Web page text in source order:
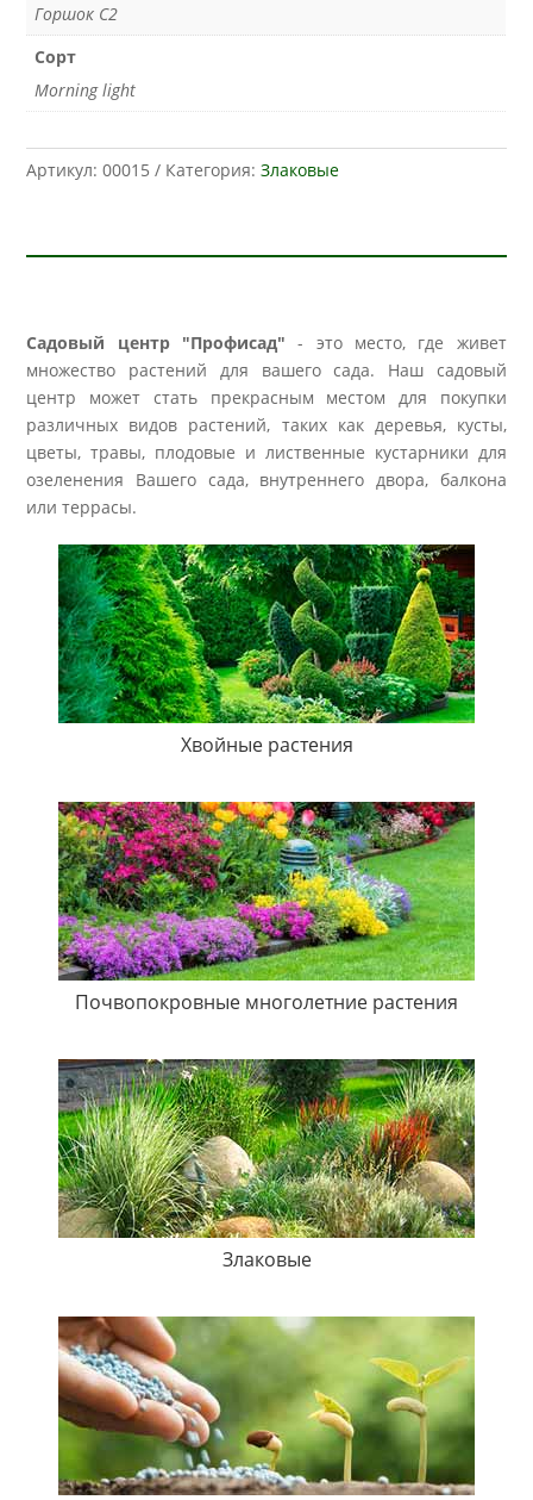
Горшок С2
Сорт
Morning light
Артикул: 00015 Категория: Злаковые
Садовый центр "Профисад" - это место, где живет
множество растений для вашего сада. Наш садовый
центр может стать прекрасным местом для покупки
различных видов растений, таких как деревья, кусты,
цветы, травы, плодовые и лиственные кустарники для
озеленения Вашего сада, внутреннего двора, балкона
или террасы.
Хвойные растения
Почвопокровные многолетние растения
Злаковые